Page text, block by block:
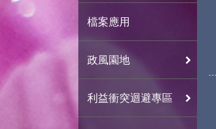
檔案應用
政風園地
利益衝突迴避專區